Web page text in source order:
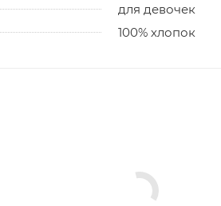
для девочек
100% хлопок